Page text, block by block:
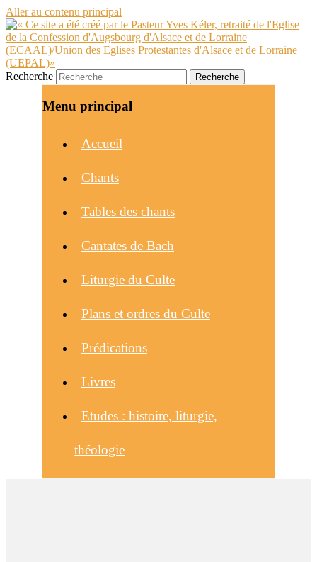
Aller au contenu principal
Recherche
Menu principal
Accueil
Chants
Tables des chants
Cantates de Bach
Liturgie du Culte
Plans et ordres du Culte
Prédications
Livres
Etudes : histoire, liturgie,
théologie